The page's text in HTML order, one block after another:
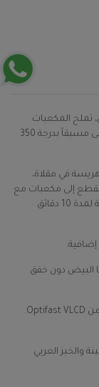
تملح المكعبات
وتترك جانباً لمدة 20 دقيقة قبل الخبز في فرن محمى مسبقاً بدرجة 350
في مقلاة،
إلى مكعبات مع
الثوم المهروس، الكمون ويرفعوا على نار متوسطة لمدة 10 دقائق
البيض دون خفق
في وعاء آخر تخلط اللبنة مع بودرة شوربة الخضار من Optifast VLCD.
والخبز العربي